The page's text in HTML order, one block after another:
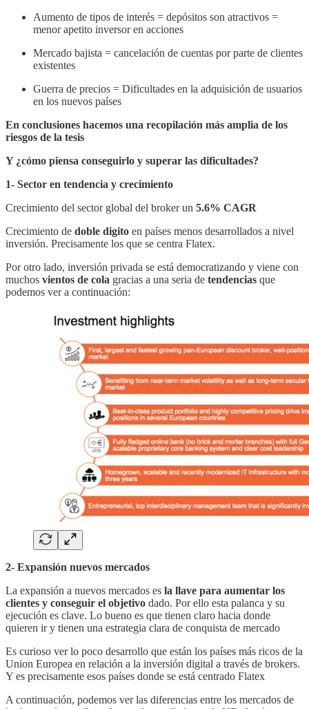
Aumento de tipos de interés = depósitos son atractivos =
menor apetito inversor en acciones
Mercado bajista = cancelación de cuentas por parte de clientes
existentes
Guerra de precios = Dificultades en la adquisición de usuarios
en los nuevos países
En conclusiones hacemos una recopilación más amplia de los
riesgos de la tesis
Y ¿cómo piensa conseguirlo y superar las dificultades?
1- Sector en tendencia y crecimiento
Crecimiento del sector global del broker un 5.6% CAGR
Crecimiento de doble digito en países menos desarrollados a nivel
inversión. Precisamente los que se centra Flatex.
Por otro lado, inversión privada se está democratizando y viene con
muchos vientos de cola gracias a una seria de tendencias que
podemos ver a continuación:
2- Expansión nuevos mercados
La expansión a nuevos mercados es la llave para aumentar los
clientes y conseguir el objetivo dado. Por ello esta palanca y su
ejecución es clave. Lo bueno es que tienen claro hacia donde
quieren ir y tienen una estrategia clara de conquista de mercado
Es curioso ver lo poco desarrollo que están los países más ricos de la
Union Europea en relación a la inversión digital a través de brokers.
Y es precisamente esos países donde se está centrado Flatex
A continuación, podemos ver las diferencias entre los mercados de